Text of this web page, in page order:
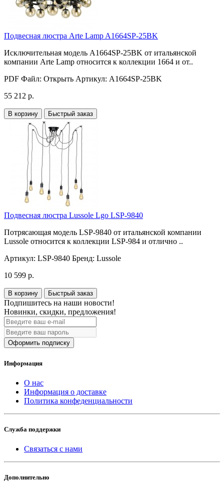
Подвесная люстра Arte Lamp A1664SP-25BK
Исключительная модель A1664SP-25BK от итальянской
компании Arte Lamp относится к коллекции 1664 и от..
PDF Файл: Открыть Артикул: A1664SP-25BK
55 212 р.
В корзину Быстрый заказ
Подвесная люстра Lussole Lgo LSP-9840
Потрясающая модель LSP-9840 от итальянской компании
Lussole относится к коллекции LSP-984 и отлично ..
Артикул: LSP-9840 Бренд: Lussole
10 599 р.
В корзину Быстрый заказ
Подпишитесь на наши новости!
Новинки, скидки, предложения!
Оформить подписку
Информация
О нас
Информация о доставке
Политика конфеденциальности
Служба поддержки
Связаться с нами
Дополнительно